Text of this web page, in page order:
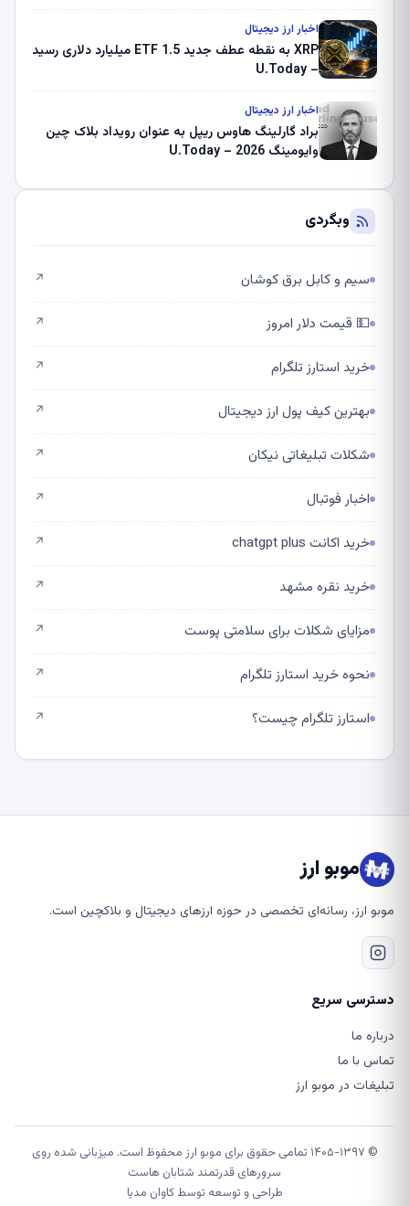
اخبار ارز دیجیتال
XRP به نقطه عطف جدید ETF 1.5 میلیارد دلاری رسید
– U.Today
اخبار ارز دیجیتال
براد گارلینگ هاوس ریپل به عنوان رویداد بلاک چین
وایومینگ 2026 – U.Today
وبگردی
سیم و کابل برق کوشان ↗
💵 قیمت دلار امروز ↗
خرید استارز تلگرام ↗
بهترین کیف پول ارز دیجیتال ↗
شکلات تبلیغاتی نیکان ↗
اخبار فوتبال ↗
خرید اکانت chatgpt plus ↗
خرید نقره مشهد ↗
مزایای شکلات برای سلامتی پوست ↗
نحوه خرید استارز تلگرام ↗
استارز تلگرام چیست؟ ↗
موبو ارز
موبو ارز، رسانه‌ای تخصصی در حوزه ارزهای دیجیتال و بلاکچین است.
دسترسی سریع
درباره ما
تماس با ما
تبلیغات در موبو ارز
© ۱۴۰۵-۱۳۹۷ تمامی حقوق برای موبو ارز محفوظ است. میزبانی شده روی
سرورهای قدرتمند شتابان هاست
طراحی و توسعه توسطکاوان مدیا